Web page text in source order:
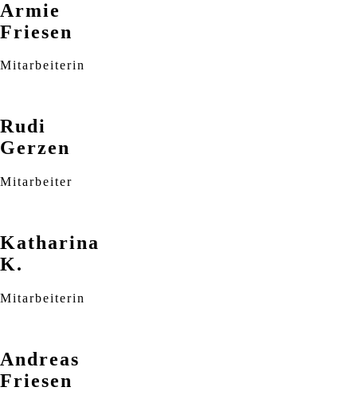
Armie
Friesen
Mitarbeiterin
Rudi
Gerzen
Mitarbeiter
Katharina
K.
Mitarbeiterin
Andreas
Friesen